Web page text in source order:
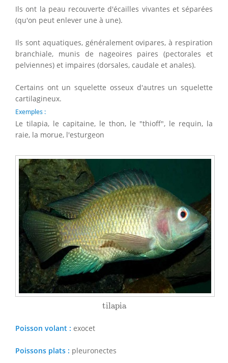
Ils ont la peau recouverte d'écailles vivantes et séparées
(qu'on peut enlever une à une).
Ils sont aquatiques, généralement ovipares, à respiration
branchiale, munis de nageoires paires (pectorales et
pelviennes) et impaires (dorsales, caudale et anales).
Certains ont un squelette osseux d'autres un squelette
cartilagineux.
Exemples :
Le tilapia, le capitaine, le thon, le "thioff", le requin, la
raie, la morue, l'esturgeon
tilapia
tilapia
Poisson volant : exocet
Poissons plats : pleuronectes